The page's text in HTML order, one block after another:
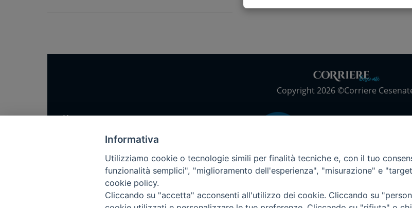
Copyright 2026 ©Corriere
Home
Come abbonarsi
Informativa
Utilizziamo cookie o tecnologie simili per finalità tecniche e, con il tuo
funzionalità semplici", "miglioramento dell'esperienza", "misurazione" e
cookie policy.
Cliccando su "accetta" acconsenti all'utilizzo dei cookie. Cliccando su